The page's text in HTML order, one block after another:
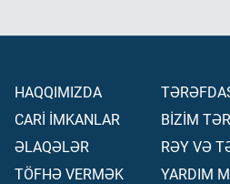
HAQQIMIZDA
CARİ İMKANLAR
ƏLAQƏLƏR
TÖFHƏ VERMƏK
BİZİM
RƏY VƏ
YARDIM